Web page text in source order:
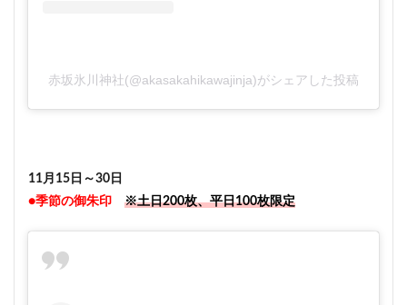
赤坂氷川神社(@akasakahikawajinja)がシェアした投稿
11月15日～30日
●季節の御朱印 ※土日200枚、平日100枚限定